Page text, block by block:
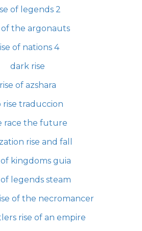
of legends 2
of the argonauts
of nations 4
dark rise
rise of azshara
rise traduccion
race the future
rise and fall
of kingdoms guia
of legends steam
of the necromancer
rise of an empire